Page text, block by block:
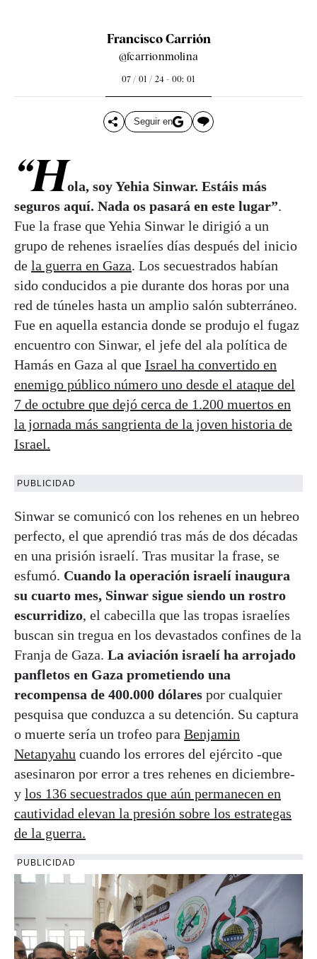
Francisco Carrión
@fcarrionmolina
07 / 01 / 24 - 00: 01
Seguir en
“Hola, soy Yehia Sinwar. Estáis más
seguros aquí. Nada os pasará en este lugar”.
Fue la frase que Yehia Sinwar le dirigió a un
grupo de rehenes israelíes días después del inicio
de la guerra en Gaza. Los secuestrados habían
sido conducidos a pie durante dos horas por una
red de túneles hasta un amplio salón subterráneo.
Fue en aquella estancia donde se produjo el fugaz
encuentro con Sinwar, el jefe del ala política de
Hamás en Gaza al que Israel ha convertido en
enemigo público número uno desde el ataque del
7 de octubre que dejó cerca de 1.200 muertos en
la jornada más sangrienta de la joven historia de
Israel.
PUBLICIDAD
Sinwar se comunicó con los rehenes en un hebreo
perfecto, el que aprendió tras más de dos décadas
en una prisión israelí. Tras musitar la frase, se
esfumó. Cuando la operación israelí inaugura
su cuarto mes, Sinwar sigue siendo un rostro
escurridizo, el cabecilla que las tropas israelíes
buscan sin tregua en los devastados confines de la
Franja de Gaza. La aviación israelí ha arrojado
panfletos en Gaza prometiendo una
recompensa de 400.000 dólares por cualquier
pesquisa que conduzca a su detención. Su captura
o muerte sería un trofeo para Benjamin
Netanyahu cuando los errores del ejército -que
asesinaron por error a tres rehenes en diciembre-
y los 136 secuestrados que aún permanecen en
cautividad elevan la presión sobre los estrategas
de la guerra.
PUBLICIDAD